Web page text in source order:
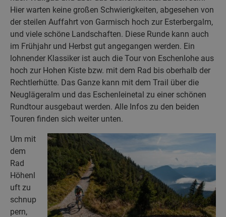
Hier warten keine großen Schwierigkeiten, abgesehen von
der steilen Auffahrt von Garmisch hoch zur Esterbergalm,
und viele schöne Landschaften. Diese Runde kann auch
im Frühjahr und Herbst gut angegangen werden. Ein
lohnender Klassiker ist auch die Tour von Eschenlohe aus
hoch zur Hohen Kiste bzw. mit dem Rad bis oberhalb der
Rechtlerhütte. Das Ganze kann mit dem Trail über die
Neuglägeralm und das Eschenleinetal zu einer schönen
Rundtour ausgebaut werden. Alle Infos zu den beiden
Touren finden sich weiter unten.
Um mit
dem
Rad
Höhenl
uft zu
schnup
pern,